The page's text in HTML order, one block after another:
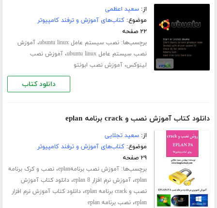
از:سعید اعظمی
موضوع:کتاب‌های آموزش و ترفند کامپیوتر
۲۲ صفحه
برچسب‌ها:نصب سیستم عامل ubuntu linux ،آموزش
نصب سیستم عامل ubuntu linux
،آموزش نصب
لینوکس،آموزش نصب ابونتو
دانلود کتاب
دانلود کتاب آموزش نصب و crack برنامه eplan
از:سعید تجلایی
موضوع:کتاب‌های آموزش و ترفند کامپیوتر
۲۹ صفحه
برچسب‌ها:آموزش نصب برنامهeplan ،نصب و کرک برنامه
eplan،آموزش نرم افزار eplan 8 ،دانلود کتاب آموزش
نصب و crack برنامه eplan
،دانلود کتاب آموزش نرم افزار
eplan،نصب برنامه eplan